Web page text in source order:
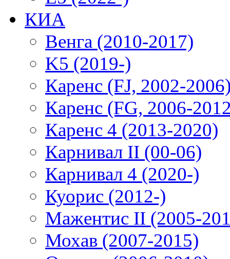
КИА
Венга (2010-2017)
K5 (2019-)
Каренс (FJ, 2002-
Каренс (FG, 2006-
Каренс 4 (2013-2020)
Карнивал II (00-06)
Карнивал 4 (2020-)
Куорис (2012-)
Мажентис II (2005-
Мохав (2007-2015)